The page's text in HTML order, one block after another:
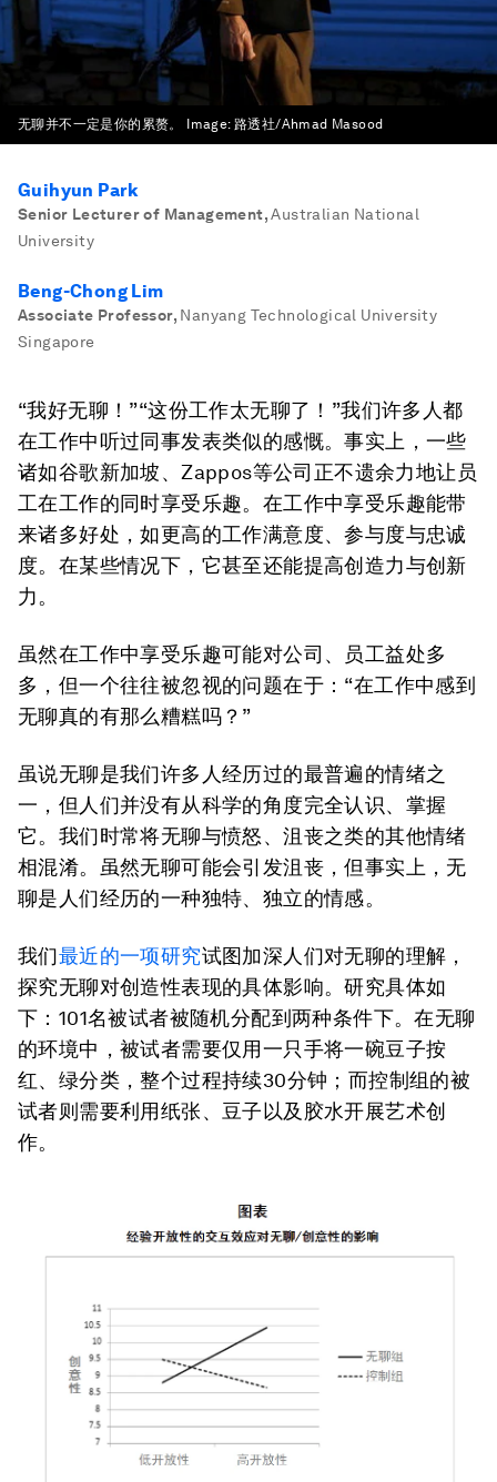
无聊并不一定是你的累赘。 Image:路透社/Ahmad Masood
Guihyun Park
Senior Lecturer of Management, Australian National
University
Beng-Chong Lim
Associate Professor, Nanyang Technological University
Singapore
“我好无聊！”“这份工作太无聊了！”我们许多人都
在工作中听过同事发表类似的感慨。事实上，一些
诸如谷歌新加坡、Zappos等公司正不遗余力地让员
工在工作的同时享受乐趣。在工作中享受乐趣能带
来诸多好处，如更高的工作满意度、参与度与忠诚
度。在某些情况下，它甚至还能提高创造力与创新
力。
虽然在工作中享受乐趣可能对公司、员工益处多
多，但一个往往被忽视的问题在于：“在工作中感到
无聊真的有那么糟糕吗？”
虽说无聊是我们许多人经历过的最普遍的情绪之
一，但人们并没有从科学的角度完全认识、掌握
它。我们时常将无聊与愤怒、沮丧之类的其他情绪
相混淆。虽然无聊可能会引发沮丧，但事实上，无
聊是人们经历的一种独特、独立的情感。
我们最近的一项研究试图加深人们对无聊的理解，
探究无聊对创造性表现的具体影响。研究具体如
下：101名被试者被随机分配到两种条件下。在无聊
的环境中，被试者需要仅用一只手将一碗豆子按
红、绿分类，整个过程持续30分钟；而控制组的被
试者则需要利用纸张、豆子以及胶水开展艺术创
作。